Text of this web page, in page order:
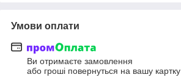
Умови оплати
Ви отримаєте замовлення
або гроші повернуться на вашу картку